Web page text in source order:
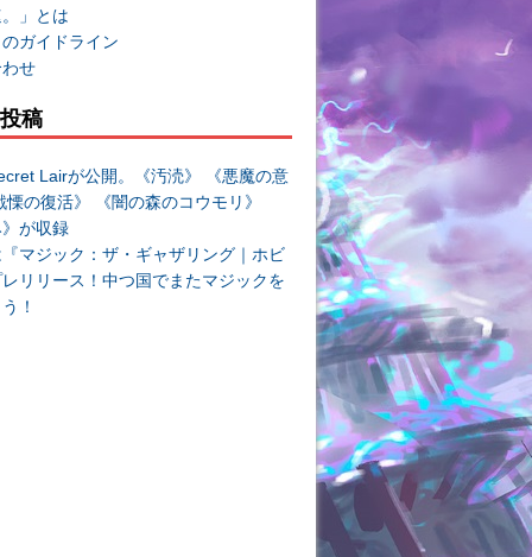
」とは
ガイドライン
せ
稿
Lairが公開。《汚涜》 《悪魔の意
慄の復活》 《闇の森のコウモリ》
が収録
マジック：ザ・ギャザリング｜ホビ
リリース！中つ国でまたマジックを
！